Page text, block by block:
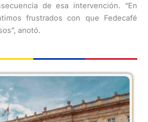
de esa intervención. “En
frustrados con que Fedecafé
anotó.